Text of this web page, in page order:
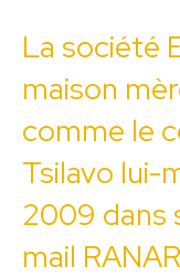
La société
maison
comme le
Tsilavo lui-
2009 dans
mail